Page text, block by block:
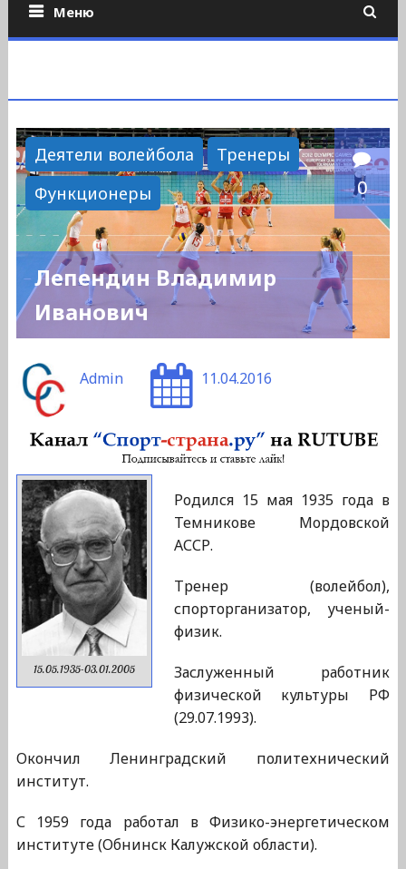
Меню
Деятели волейбола
Тренеры
Функционеры
0
Лепендин Владимир
Иванович
Admin 11.04.2016
15.05.1935-03.01.2005
Родился 15 мая 1935 года в
Темникове Мордовской
АССР.
Тренер (волейбол),
спорторганизатор, ученый-
физик.
Заслуженный работник
физической культуры РФ
(29.07.1993).
Окончил Ленинградский политехнический
институт.
С 1959 года работал в Физико-энергетическом
институте (Обнинск Калужской области).